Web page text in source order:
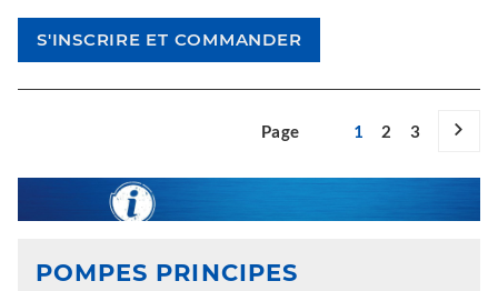
Page 1 2 3
POMPES PRINCIPES